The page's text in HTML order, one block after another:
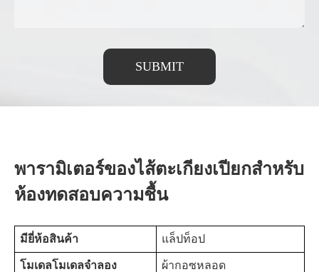
SUBMIT
พารามิเตอร์ของไส้ตะเกียงเปียกสำหรับ
ห้องทดสอบความชื้น
มียี่ห้อสินค้า แล็ปท็อป
โมเดลโมเดลจำลอง ผ้ากอซหลอด